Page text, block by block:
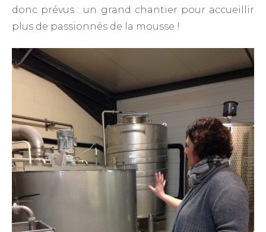
donc prévus : un grand chantier pour accueillir
plus de passionnés de la mousse !